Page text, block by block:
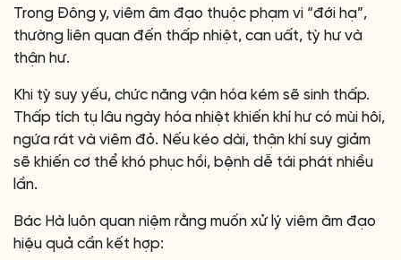
Trong Đông y, viêm âm đạo thuộc phạm vi “đới hạ”,
thường liên quan đến thấp nhiệt, can uất, tỳ hư và
thận hư.
Khi tỳ suy yếu, chức năng vận hóa kém sẽ sinh thấp.
Thấp tích tụ lâu ngày hóa nhiệt khiến khí hư có mùi hôi,
ngứa rát và viêm đỏ. Nếu kéo dài, thận khí suy giảm
sẽ khiến cơ thể khó phục hồi, bệnh dễ tái phát nhiều
lần.
Bác Hà luôn quan niệm rằng muốn xử lý viêm âm đạo
hiệu quả cần kết hợp: